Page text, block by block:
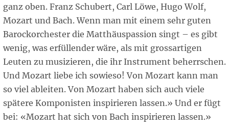
ganz oben. Franz Schubert, Carl Löwe, Hugo Wolf,
Mozart und Bach. Wenn man mit einem sehr guten
Barockorchester die Matthäuspassion singt – es gibt
wenig, was erfüllender wäre, als mit grossartigen
Leuten zu musizieren, die ihr Instrument beherrschen.
Und Mozart liebe ich sowieso! Von Mozart kann man
so viel ableiten. Von Mozart haben sich auch viele
spätere Komponisten inspirieren lassen.» Und er fügt
bei: «Mozart hat sich von Bach inspirieren lassen.»